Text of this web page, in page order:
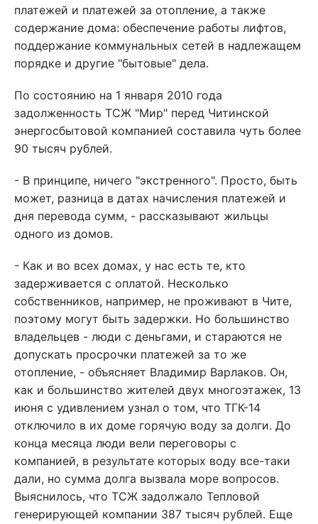
платежей и платежей за отопление, а также
содержание дома: обеспечение работы лифтов,
поддержание коммунальных сетей в надлежащем
порядке и другие "бытовые" дела.
По состоянию на 1 января 2010 года
задолженность ТСЖ "Мир" перед Читинской
энергосбытовой компанией составила чуть более
90 тысяч рублей.
- В принципе, ничего "экстренного". Просто, быть
может, разница в датах начисления платежей и
дня перевода сумм, - рассказывают жильцы
одного из домов.
- Как и во всех домах, у нас есть те, кто
задерживается с оплатой. Несколько
собственников, например, не проживают в Чите,
поэтому могут быть задержки. Но большинство
владельцев - люди с деньгами, и стараются не
допускать просрочки платежей за то же
отопление, - объясняет Владимир Варлаков. Он,
как и большинство жителей двух многоэтажек, 13
июня с удивлением узнал о том, что ТГК-14
отключило в их доме горячую воду за долги. До
конца месяца люди вели переговоры с
компанией, в результате которых воду все-таки
дали, но сумма долга вызвала море вопросов.
Выяснилось, что ТСЖ задолжало Тепловой
генерирующей компании 387 тысяч рублей. Еще